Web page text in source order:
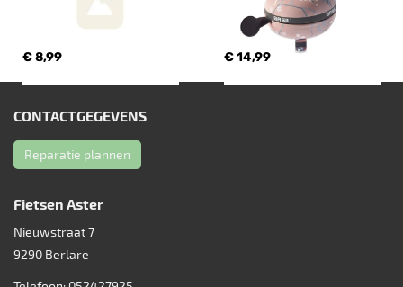
€ 8,99 € 14,99
CONTACTGEGEVENS
Reparatie plannen
Fietsen Aster
Nieuwstraat 7
9290 Berlare